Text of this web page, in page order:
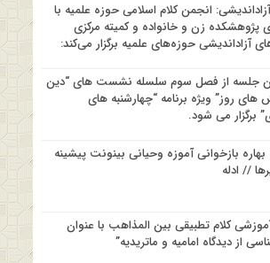
انجمن کلام اسلامی حوزه علمیه با
پژوهشکده زن و خانواده و کمیته مرکزی
آزاداندیشی حوزه‌های علمیه برگزار می‌کند:
جلسه از فصل سوم سلسله نشست های “دین
های روز” ویژه برنامه “چهارشنبه های
برگزار می شود.
بازخوانی آموزه وحیانی بینونت پیشینه
// ادله
آموزشی کلام تطبیقی بین المذاهب با عنوان
از دیدگاه امامیه و ماتریدیه”